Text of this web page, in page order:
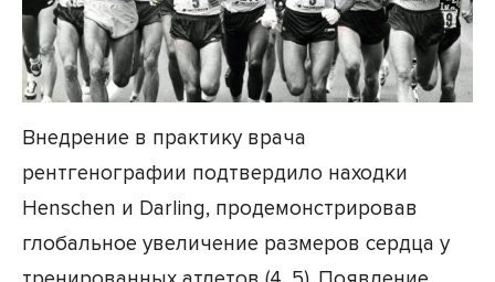
Внедрение в практику врача
рентгенографии подтвердило находки
Henschen и Darling, продемонстрировав
глобальное увеличение размеров сердца у